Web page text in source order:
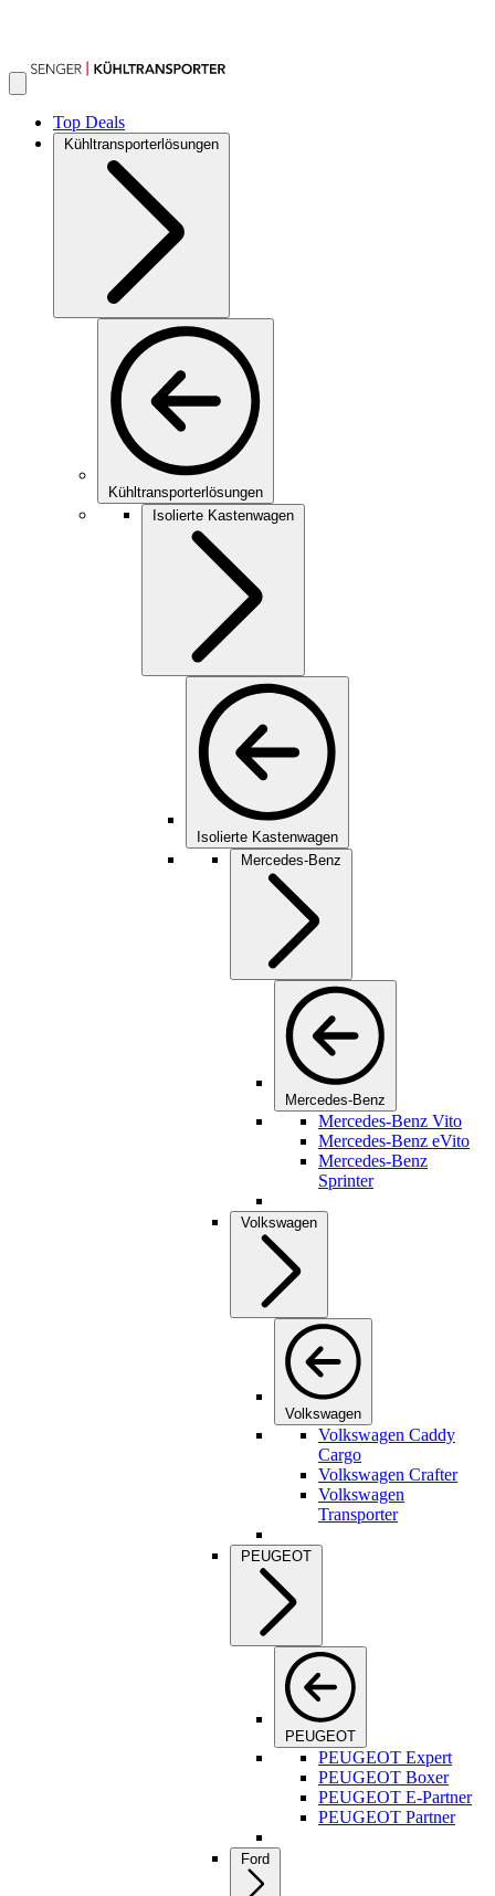
Top Deals
Kühltransporterlösungen
Kühltransporterlösungen
Isolierte Kastenwagen
Isolierte Kastenwagen
Mercedes-Benz
Mercedes-Benz
Mercedes-Benz Vito
Mercedes-Benz eVito
Mercedes-Benz
Sprinter
Volkswagen
Volkswagen
Volkswagen Caddy
Cargo
Volkswagen Crafter
Volkswagen
Transporter
PEUGEOT
PEUGEOT
PEUGEOT Expert
PEUGEOT Boxer
PEUGEOT E-Partner
PEUGEOT Partner
Ford